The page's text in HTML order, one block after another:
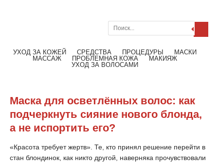
УХОД ЗА КОЖЕЙ СРЕДСТВА ПРОЦЕДУРЫ
МАСКИ
МАССАЖ
ПРОБЛЕМНАЯ КОЖА
МАКИЯЖ
УХОД ЗА ВОЛОСАМИ
Маска для осветлённых волос: как
подчеркнуть сияние нового блонда,
а не испортить его?
«Красота требует жертв». Те, кто принял решение перейти в
стан блондинок, как никто другой, наверняка прочувствовали